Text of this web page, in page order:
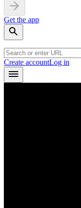
Get the app
Create accountLog in